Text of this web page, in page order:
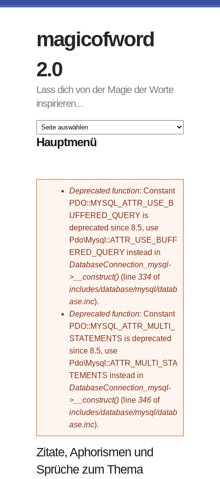
magicofword
2.0
Lass dich von der Magie der Worte
inspirieren...
Hauptmenü
Fehlermeldung
Deprecated function: Constant
PDO::MYSQL_ATTR_USE_B
UFFERED_QUERY is
deprecated since 8.5, use
Pdo\Mysql::ATTR_USE_BUFF
ERED_QUERY instead in
DatabaseConnection_mysql-
>__construct() (line 334 of
includes/database/mysql/datab
ase.inc).
Deprecated function: Constant
PDO::MYSQL_ATTR_MULTI_
STATEMENTS is deprecated
since 8.5, use
Pdo\Mysql::ATTR_MULTI_STA
TEMENTS instead in
DatabaseConnection_mysql-
>__construct() (line 346 of
includes/database/mysql/datab
ase.inc).
Zitate, Aphorismen und
Sprüche zum Thema